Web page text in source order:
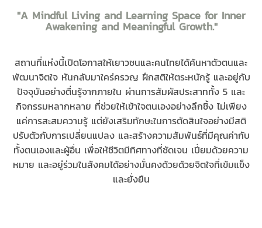
"A Mindful Living and Learning Space for Inner
Awakening and Meaningful Growth."
สถานที่แห่งนี้เปิดโอกาสให้เยาวชนและคนไทยได้ค้นหาตัวตนและ
พัฒนาจิตใจ หันกลับมาใคร่ครวญ ฝึกสติให้ตระหนักรู้ และอยู่กับ
ปัจจุบันอย่างตื่นรู้จากภายใน ผ่านการสัมผัสประสาททั้ง 5 และ
กิจกรรมหลากหลาย ที่ช่วยให้เข้าใจตนเองอย่างลึกซิ้ง ไม่เพียง
แค่การสะสมความรู้ แต่ยังเสริมทักษะในการตัดสินใจอย่างมีสติ
ปรับตัวกับการเปลี่ยนแปลงและสร้างความสัมพันธ์ที่มีคุณค่ากับ
ทั้งตนเองและผู้อื่น เพื่อให้ชีวิตมีทิศทางที่ชัดเจน เปี่ยมด้วยความ
หมาย และอยู่ร่วมในสังคมได้อย่างมั่นคงด้วยด้วยจิตใจที่เข้มแข็ง
และยั่งยืน